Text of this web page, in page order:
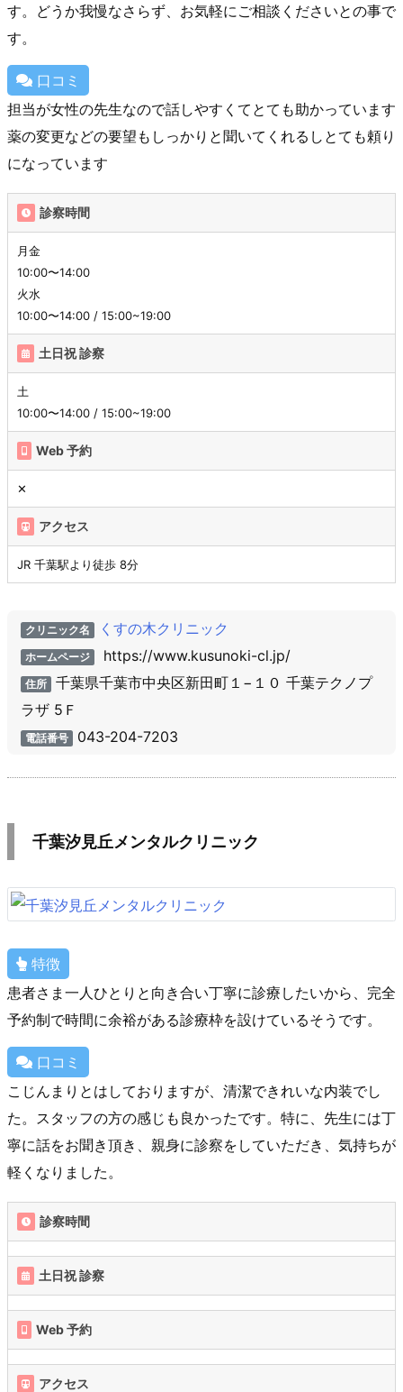
す。どうか我慢なさらず、お気軽にご相談くださいとの事で
す。
口コミ
担当が女性の先生なので話しやすくてとても助かっています
薬の変更などの要望もしっかりと聞いてくれるしとても頼り
になっています
診察時間
月金
10:00〜14:00
火水
10:00〜14:00 / 15:00~19:00
土日祝 診察
土
10:00〜14:00 / 15:00~19:00
Web 予約
✕
アクセス
JR 千葉駅より徒歩 8分
クリニック名 くすの木クリニック
ホームページ https://www.kusunoki-cl.jp/
住所 千葉県千葉市中央区新田町１−１０ 千葉テクノプ
ラザ 5Ｆ
電話番号 043-204-7203
千葉汐見丘メンタルクリニック
特徴
患者さま一人ひとりと向き合い丁寧に診療したいから、完全
予約制で時間に余裕がある診療枠を設けているそうです。
口コミ
こじんまりとはしておりますが、清潔できれいな内装でし
た。スタッフの方の感じも良かったです。特に、先生には丁
寧に話をお聞き頂き、親身に診察をしていただき、気持ちが
軽くなりました。
診察時間
土日祝 診察
Web 予約
アクセス